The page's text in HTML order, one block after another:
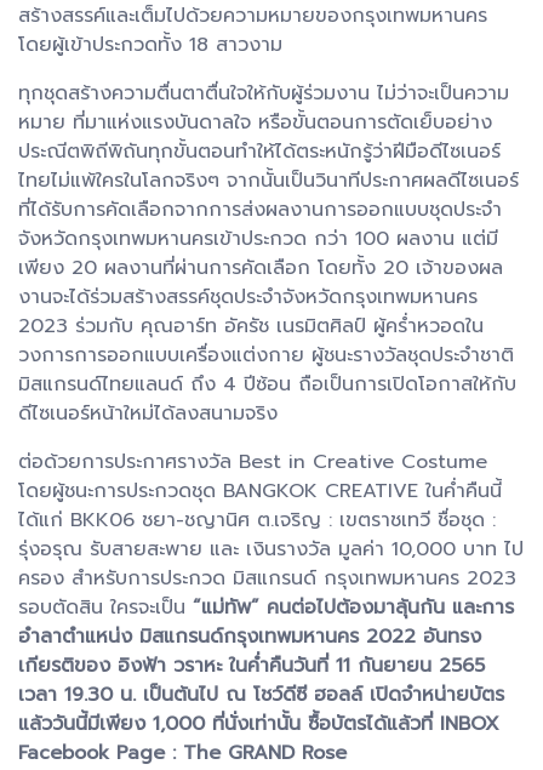
สร้างสรรค์และเต็มไปด้วยความหมายของกรุงเทพมหานคร
โดยผู้เข้าประกวดทั้ง 18 สาวงาม
ทุกชุดสร้างความตื่นตาตื่นใจให้กับผู้ร่วมงาน ไม่ว่าจะเป็นความ
หมาย ที่มาแห่งแรงบันดาลใจ หรือขั้นตอนการตัดเย็บอย่าง
ประณีตพิถีพิถันทุกขั้นตอนทำให้ได้ตระหนักรู้ว่าฝีมือดีไซเนอร์
ไทยไม่แพ้ใครในโลกจริงๆ จากนั้นเป็นวินาทีประกาศผลดีไซเนอร์
ที่ได้รับการคัดเลือกจากการส่งผลงานการออกแบบชุดประจำ
จังหวัดกรุงเทพมหานครเข้าประกวด กว่า 100 ผลงาน แต่มี
เพียง 20 ผลงานที่ผ่านการคัดเลือก โดยทั้ง 20 เจ้าของผล
งานจะได้ร่วมสร้างสรรค์ชุดประจำจังหวัดกรุงเทพมหานคร
2023 ร่วมกับ คุณอาร์ท อัครัช เนรมิตศิลป์ ผู้คร่ำหวอดใน
วงการการออกแบบเครื่องแต่งกาย ผู้ชนะรางวัลชุดประจำชาติ
มิสแกรนด์ไทยแลนด์ ถึง 4 ปีซ้อน ถือเป็นการเปิดโอกาสให้กับ
ดีไซเนอร์หน้าใหม่ได้ลงสนามจริง
ต่อด้วยการประกาศรางวัล Best in Creative Costume
โดยผู้ชนะการประกวดชุด BANGKOK CREATIVE ในค่ำคืนนี้
ได้แก่ BKK06 ชยา-ชญานิศ ต.เจริญ : เขตราชเทวี ชื่อชุด :
รุ่งอรุณ รับสายสะพาย และ เงินรางวัล มูลค่า 10,000 บาท ไป
ครอง สำหรับการประกวด มิสแกรนด์ กรุงเทพมหานคร 2023
รอบตัดสิน ใครจะเป็น “แม่ทัพ” คนต่อไปต้องมาลุ้นกัน และการ
อำลาตำแหน่ง มิสแกรนด์กรุงเทพมหานคร 2022 อันทรง
เกียรติของ อิงฟ้า วราหะ ในค่ำคืนวันที่ 11 กันยายน 2565
เวลา 19.30 น. เป็นต้นไป ณ โชว์ดีซี ฮอลล์ เปิดจำหน่ายบัตร
แล้ววันนี้มีเพียง 1,000 ที่นั่งเท่านั้น ซื้อบัตรได้แล้วที่ INBOX
Facebook Page : The GRAND Rose